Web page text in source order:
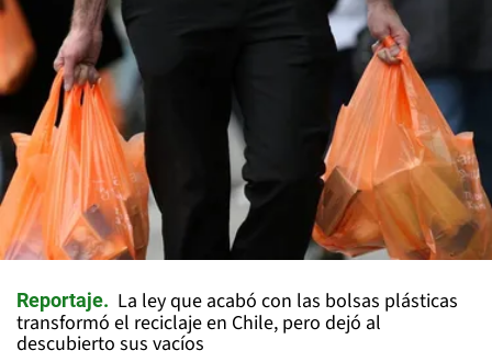
Reportaje
La ley que acabó con las bolsas plásticas
transformó el reciclaje en Chile, pero dejó al
descubierto sus vacíos